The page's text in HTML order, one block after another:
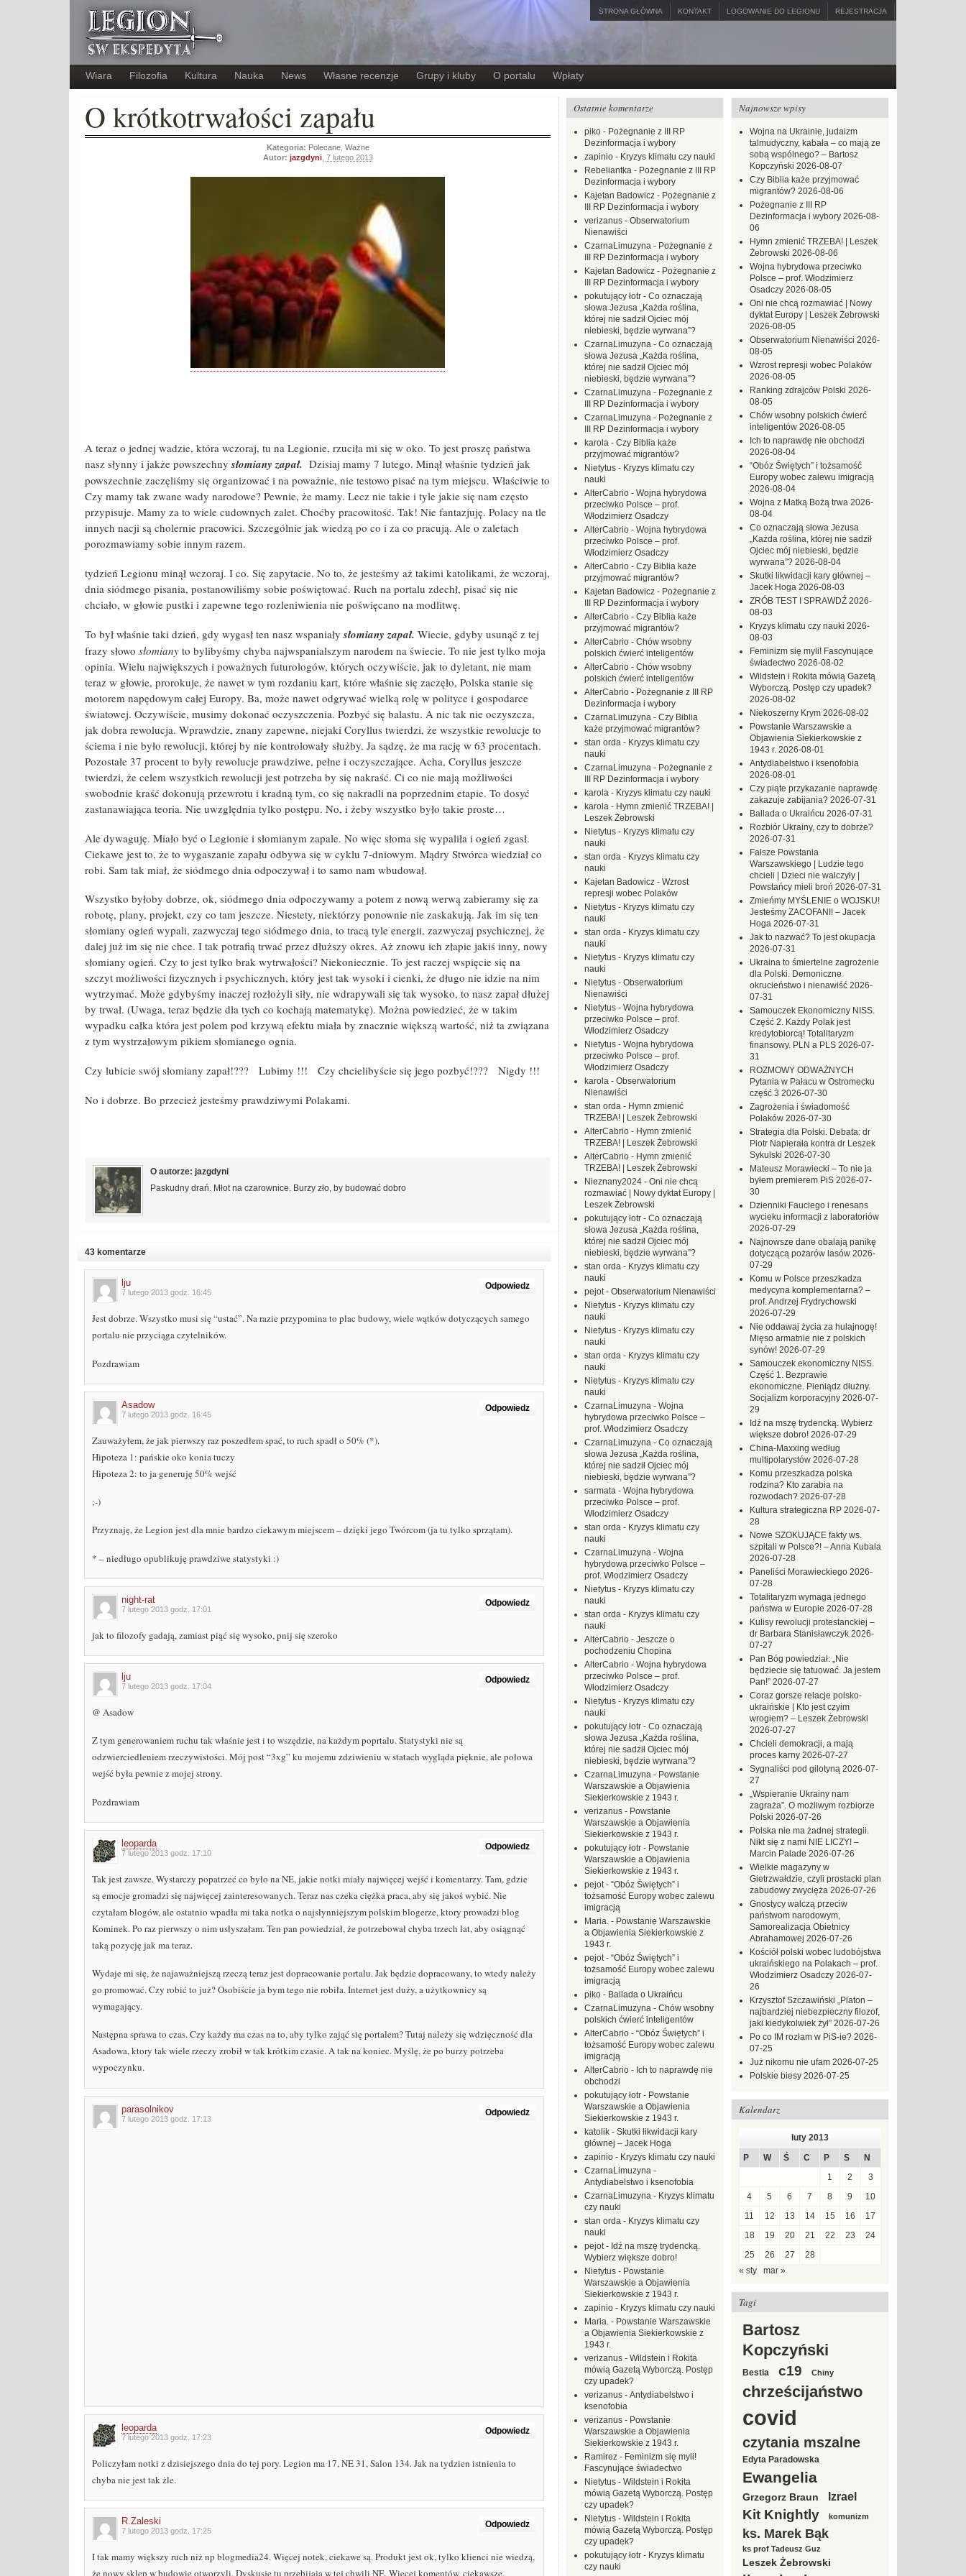
STRONA GŁÓWNA KONTAKT LOGOWANIE DO LEGIONU REJESTRACJA
Wiara Filozofia Kultura Nauka News Własne recenzje Grupy i kluby O portalu Wpłaty
O krótkotrwałości zapału
Kategoria: Polecane, Ważne
Autor: jazgdyni, 7 lutego 2013
A teraz o jednej wadzie, która wczoraj, tu na Legionie, rzuciła mi się w oko. To jest proszę państwa
nasz słynny i jakże powszechnysłomiany zapał. Dzisiaj mamy 7 lutego. Minął właśnie tydzień jak
powszechnie zaczęliśmy się organizować i na poważnie, nie testowo pisać na tym miejscu. Właściwie to
Czy mamy tak zwane wady narodowe? Pewnie, że mamy. Lecz nie takie i tyle jakie się nam często
przypisuje. Mamy za to wiele cudownych zalet. Choćby pracowitość. Tak! Nie fantazjuję. Polacy na tle
innych nacji są cholernie pracowici. Szczególnie jak wiedzą po co i za co pracują. Ale o zaletach
porozmawiamy sobie innym razem.
tydzień Legionu minął wczoraj. I co. Się zapytacie. No to, że jesteśmy aż takimi katolikami, że wczoraj,
dnia siódmego pisania, postanowiliśmy sobie poświętować. Ruch na portalu zdechł, pisać się nie
chciało, w głowie pustki i zapewne tego rozleniwienia nie poświęcano na modlitwę.
To był właśnie taki dzień, gdy wygasł ten nasz wspaniały słomiany zapał. Wiecie, gdyby usunąć z tej
frazy słowo słomiany to bylibyśmy chyba najwspanialszym narodem na świecie. To nie jest tylko moja
opinia. Wielu największych i poważnych futurologów, których oczywiście, jak to dyletant, nie mam
teraz w głowie, prorokuje, że nawet w tym rozdaniu kart, które właśnie się zaczęło, Polska stanie się
motorem napędowym całej Europy. Ba, może nawet odgrywać wielką rolę w polityce i gospodarce
światowej. Oczywiście, musimy dokonać oczyszczenia. Pozbyć się balastu. A nic tak nie oczyszcza,
jak dobra rewolucja. Wprawdzie, znany zapewne, niejaki Coryllus twierdzi, że wszystkie rewolucje to
ściema i nie było rewolucji, której by nie kontrolowały służby. Ja sądzę, że ma rację w 63 procentach.
Pozostałe 37 procent to były rewolucje prawdziwe, pełne i oczyszczające. Acha, Coryllus jeszcze
twierdzi, że celem wszystkich rewolucji jest potrzeba by się nakraść. Ci co nie mają możliwości
swobodnie kraść dokonują przewrotu i kradną tym, co się nakradli na poprzednim etapie. To dosyć
zastanawiająca teoria. Nie uwzględnia tylko postępu. No, i żeby wszystko było takie proste…
Ale dywaguję. Miało być o Legionie i słomianym zapale. No więc słoma się wypaliła i ogień zgasł.
Ciekawe jest to, że to wygaszanie zapału odbywa się w cyklu 7-dniowym. Mądry Stwórca wiedział co
robi. Sam tak miał, że siódmego dnia odpoczywał i to samo nam wbudował.
Wszystko byłoby dobrze, ok, siódmego dnia odpoczywamy a potem z nową werwą zabieramy się za
robotę, plany, projekt, czy co tam jeszcze. Niestety, niektórzy ponownie nie zaskakują. Jak im się ten
słomiany ogień wypali, zazwyczaj tego siódmego dnia, to tracą tyle energii, zazwyczaj psychicznej, że
dalej już im się nie chce. I tak potrafią trwać przez dłuższy okres. Aż znowu ich złapie jakiś inny, nowy
słomiany ogień. Czy to jest tylko brak wytrwałości? Niekoniecznie. To jest raczej wspięcie się na
szczyt możliwości fizycznych i psychicznych, który jest tak wysoki i cienki, że długo nie idzie na nim
wytrzymać. Może gdybyśmy inaczej rozłożyli siły, nie wdrapywali się tak wysoko, to nasz zapał dłużej
by trwał. (Uwaga, teraz będzie dla tych co kochają matematykę). Można powiedzieć, że w takim
wypadku całka która jest polem pod krzywą efektu miała by znacznie większą wartość, niż ta związana
z tym wystrzałowym pikiem słomianego ognia.
Czy lubicie swój słomiany zapał!??? Lubimy !!! Czy chcielibyście się jego pozbyć!??? Nigdy !!!
No i dobrze. Bo przecież jesteśmy prawdziwymi Polakami.
O autorze: jazgdyni
Paskudny drań. Młot na czarownice. Burzy zło, by budować dobro
43 komentarze
Odpowiedz
lju
7 lutego 2013 godz. 16:45
Jest dobrze. Wszystko musi się “ustać”. Na razie przypomina to plac budowy, wiele wątków dotyczących samego
portalu nie przyciąga czytelników.
Pozdrawiam
Odpowiedz
Asadow
7 lutego 2013 godz. 16:45
Zauważyłem, że jak pierwszy raz poszedłem spać, to ruch spadł o 50% (*).
Hipoteza 1: pańskie oko konia tuczy
Hipoteza 2: to ja generuję 50% wejść
;-)
Przyznaję, że Legion jest dla mnie bardzo ciekawym miejscem – dzięki jego Twórcom (ja tu tylko sprzątam).
* – niedługo opublikuję prawdziwe statystyki :)
Odpowiedz
night-rat
7 lutego 2013 godz. 17:01
jak to filozofy gadają, zamiast piąć się wysoko, pnij się szeroko
Odpowiedz
lju
7 lutego 2013 godz. 17:04
@ Asadow
Z tym generowaniem ruchu tak właśnie jest i to wszędzie, na każdym poprtalu. Statystyki nie są
odzwierciedleniem rzeczywistości. Mój post “3xg” ku mojemu zdziwieniu w statach wygląda pięknie, ale połowa
wejść była pewnie z mojej strony.
Pozdrawiam
Odpowiedz
leoparda
7 lutego 2013 godz. 17:10
Tak jest zawsze. Wystarczy popatrzeć co było na NE, jakie notki miały najwięcej wejść i komentarzy. Tam, gdzie
są emocje gromadzi się najwięcej zainteresowanych. Teraz nas czeka ciężka praca, aby się jakoś wybić. Nie
czytałam blogów, ale ostatnio wpadła mi taka notka o najsłynniejszym polskim blogerze, ktory prowadzi blog
Kominek. Po raz pierwszy o nim usłyszałam. Ten pan powiedział, że potrzebował chyba trzech lat, aby osiągnąć
taką pozycję jak ma teraz.
Wydaje mi się, że najaważniejszą rzeczą teraz jest dopracowanie portalu. Jak będzie dopracowany, to wtedy należy
go promować. Czy robić to już? Osobiście ja bym tego nie robiła. Internet jest duży, a użytkownicy są
wymagający.
Następna sprawa to czas. Czy każdy ma czas na to, aby tylko zająć się portalem? Tutaj należy się wdzięczność dla
Asadowa, ktory tak wiele rzeczy zrobił w tak krótkim czasie. A tak na koniec. Myślę, że po burzy potrzeba
wypoczynku.
Odpowiedz
parasolnikov
7 lutego 2013 godz. 17:13
Odpowiedz
leoparda
7 lutego 2013 godz. 17:23
Policzyłam notki z dzisiejszego dnia do tej pory. Legion ma 17, NE 31, Salon 134. Jak na tydzien istnienia to
chyba nie jest tak żle.
Odpowiedz
R.Zaleski
7 lutego 2013 godz. 17:25
I tak mamy większy ruch niż np blogmedia24. Więcej notek, ciekawe są. Produkt jest ok, tylko klienci nie wiedzą,
że nowy sklep w budowie otworzyli. Dyskusje tu przebijają w tej chwili NE. Więcej komentów, ciekawsze.
Najnowsze wpisy
Wojna na Ukrainie, judaizm
talmudyczny, kabała – co mają ze
sobą wspólnego? – Bartosz
Kopczyński 2026-08-07
Czy Biblia każe przyjmować
migrantów? 2026-08-06
Pożegnanie z III RP
Dezinformacja i wybory 2026-08-
06
Hymn zmienić TRZEBA! | Leszek
Żebrowski 2026-08-06
Wojna hybrydowa przeciwko
Polsce – prof. Włodzimierz
Osadczy 2026-08-05
Oni nie chcą rozmawiać | Nowy
dyktat Europy | Leszek Żebrowski
2026-08-05
Obserwatorium Nienawiści 2026-
08-05
Wzrost represji wobec Polaków
2026-08-05
Ranking zdrajców Polski 2026-
08-05
Chów wsobny polskich ćwierć
inteligentów 2026-08-05
Ich to naprawdę nie obchodzi
2026-08-04
“Obóz Świętych” i tożsamość
Europy wobec zalewu imigracją
2026-08-04
Wojna z Matką Bożą trwa 2026-
08-04
Co oznaczają słowa Jezusa
„Każda roślina, której nie sadził
Ojciec mój niebieski, będzie
wyrwana”? 2026-08-04
Skutki likwidacji kary głównej –
Jacek Hoga 2026-08-03
ZRÓB TEST I SPRAWDŹ 2026-
08-03
Kryzys klimatu czy nauki 2026-
08-03
Feminizm się myli! Fascynujące
świadectwo 2026-08-02
Wildstein i Rokita mówią Gazetą
Wyborczą. Postęp czy upadek?
2026-08-02
Niekoszerny Krym 2026-08-02
Powstanie Warszawskie a
Objawienia Siekierkowskie z
1943 r. 2026-08-01
Antydiabelstwo i ksenofobia
2026-08-01
Czy piąte przykazanie naprawdę
zakazuje zabijania? 2026-07-31
Ballada o Ukraińcu 2026-07-31
Rozbiór Ukrainy, czy to dobrze?
2026-07-31
Fałsze Powstania
Warszawskiego | Ludzie tego
chcieli | Dzieci nie walczyły |
Powstańcy mieli broń 2026-07-31
Zmieńmy MYŚLENIE o WOJSKU!
Jesteśmy ZACOFANI! – Jacek
Hoga 2026-07-31
Jak to nazwać? To jest okupacja
2026-07-31
Ukraina to śmiertelne zagrożenie
dla Polski. Demoniczne
okrucieństwo i nienawiść 2026-
07-31
Samouczek Ekonomiczny NISS.
Część 2. Każdy Polak jest
kredytobiorcą! Totalitaryzm
finansowy. PLN a PLS 2026-07-
31
ROZMOWY ODWAŻNYCH
Pytania w Pałacu w Ostromecku
część 3 2026-07-30
Zagrożenia i świadomość
Polaków 2026-07-30
Strategia dla Polski. Debata: dr
Piotr Napierała kontra dr Leszek
Sykulski 2026-07-30
Mateusz Morawiecki – To nie ja
byłem premierem PiS 2026-07-
30
Dzienniki Fauciego i renesans
wycieku informacji z laboratoriów
2026-07-29
Najnowsze dane obalają panikę
dotyczącą pożarów lasów 2026-
07-29
Komu w Polsce przeszkadza
medycyna komplementarna? –
prof. Andrzej Frydrychowski
2026-07-29
Nie oddawaj życia za hulajnogę!
Mięso armatnie nie z polskich
synów! 2026-07-29
Samouczek ekonomiczny NISS.
Część 1. Bezprawie
ekonomiczne. Pieniądz dłużny.
Socjalizm korporacyjny 2026-07-
29
Idź na mszę trydencką. Wybierz
większe dobro! 2026-07-29
China-Maxxing według
multipolarystów 2026-07-28
Komu przeszkadza polska
rodzina? Kto zarabia na
rozwodach? 2026-07-28
Kultura strategiczna RP 2026-07-
28
Nowe SZOKUJĄCE fakty ws.
szpitali w Polsce?! – Anna Kubala
2026-07-28
Paneliści Morawieckiego 2026-
07-28
Totalitaryzm wymaga jednego
państwa w Europie 2026-07-28
Kulisy rewolucji protestanckiej –
dr Barbara Stanisławczyk 2026-
07-27
Pan Bóg powiedział: „Nie
będziecie się tatuować. Ja jestem
Pan!” 2026-07-27
Coraz gorsze relacje polsko-
ukraińskie | Kto jest czyim
wrogiem? – Leszek Żebrowski
2026-07-27
Chcieli demokracji, a mają
proces karny 2026-07-27
Sygnaliści pod gilotyną 2026-07-
27
„Wspieranie Ukrainy nam
zagraża”. O możliwym rozbiorze
Polski 2026-07-26
Polska nie ma żadnej strategii.
Nikt się z nami NIE LICZY! –
Marcin Palade 2026-07-26
Wielkie magazyny w
Gietrzwałdzie, czyli prostacki plan
zabudowy zwycięża 2026-07-26
Gnostycy walczą przeciw
państwom narodowym,
Samorealizacja Obietnicy
Abrahamowej 2026-07-26
Kościół polski wobec ludobójstwa
ukraińskiego na Polakach – prof.
Włodzimierz Osadczy 2026-07-
26
Krzysztof Szczawiński „Platon –
najbardziej niebezpieczny filozof,
jaki kiedykolwiek żył” 2026-07-26
Po co IM rozłam w PiS-ie? 2026-
07-25
Już nikomu nie ufam 2026-07-25
Polskie biesy 2026-07-25
Kalendarz
luty 2013
P
W Ś C P S
N
1
2
3
4
5 6 7 8 9
10
11
12 13 14 15 16
17
18
19 20 21 22 23
24
25
26 27
28
« sty
mar »
Tagi
Bartosz
Kopczyński
Bestia c19 Chiny
chrześcijaństwo
covid
czytania mszalne
Edyta Paradowska
Ewangelia
Grzegorz Braun Izrael
Kit Knightly komunizm
ks. Marek Bąk
ks prof Tadeusz Guz
Leszek Żebrowski
Ostatnie komentarze
piko - Pożegnanie z III RP
Dezinformacja i wybory
zapinio - Kryzys klimatu czy nauki
Rebeliantka - Pożegnanie z III RP
Dezinformacja i wybory
Kajetan Badowicz - Pożegnanie z
III RP Dezinformacja i wybory
verizanus - Obserwatorium
Nienawiści
CzarnaLimuzyna - Pożegnanie z
III RP Dezinformacja i wybory
Kajetan Badowicz - Pożegnanie z
III RP Dezinformacja i wybory
pokutujący łotr - Co oznaczają
słowa Jezusa „Każda roślina,
której nie sadził Ojciec mój
niebieski, będzie wyrwana”?
CzarnaLimuzyna - Co oznaczają
słowa Jezusa „Każda roślina,
której nie sadził Ojciec mój
niebieski, będzie wyrwana”?
CzarnaLimuzyna - Pożegnanie z
III RP Dezinformacja i wybory
CzarnaLimuzyna - Pożegnanie z
III RP Dezinformacja i wybory
karola - Czy Biblia każe
przyjmować migrantów?
Nietytus - Kryzys klimatu czy
nauki
AlterCabrio - Wojna hybrydowa
przeciwko Polsce – prof.
Włodzimierz Osadczy
AlterCabrio - Wojna hybrydowa
przeciwko Polsce – prof.
Włodzimierz Osadczy
AlterCabrio - Czy Biblia każe
przyjmować migrantów?
Kajetan Badowicz - Pożegnanie z
III RP Dezinformacja i wybory
AlterCabrio - Czy Biblia każe
przyjmować migrantów?
AlterCabrio - Chów wsobny
polskich ćwierć inteligentów
AlterCabrio - Chów wsobny
polskich ćwierć inteligentów
AlterCabrio - Pożegnanie z III RP
Dezinformacja i wybory
CzarnaLimuzyna - Czy Biblia
każe przyjmować migrantów?
stan orda - Kryzys klimatu czy
nauki
CzarnaLimuzyna - Pożegnanie z
III RP Dezinformacja i wybory
karola - Kryzys klimatu czy nauki
karola - Hymn zmienić TRZEBA! |
Leszek Żebrowski
Nietytus - Kryzys klimatu czy
nauki
stan orda - Kryzys klimatu czy
nauki
Kajetan Badowicz - Wzrost
represji wobec Polaków
Nietytus - Kryzys klimatu czy
nauki
stan orda - Kryzys klimatu czy
nauki
Nietytus - Kryzys klimatu czy
nauki
Nietytus - Obserwatorium
Nienawiści
Nietytus - Wojna hybrydowa
przeciwko Polsce – prof.
Włodzimierz Osadczy
Nietytus - Wojna hybrydowa
przeciwko Polsce – prof.
Włodzimierz Osadczy
karola - Obserwatorium
Nienawiści
stan orda - Hymn zmienić
TRZEBA! | Leszek Żebrowski
AlterCabrio - Hymn zmienić
TRZEBA! | Leszek Żebrowski
AlterCabrio - Hymn zmienić
TRZEBA! | Leszek Żebrowski
Nieznany2024 - Oni nie chcą
rozmawiać | Nowy dyktat Europy |
Leszek Żebrowski
pokutujący łotr - Co oznaczają
słowa Jezusa „Każda roślina,
której nie sadził Ojciec mój
niebieski, będzie wyrwana”?
stan orda - Kryzys klimatu czy
nauki
pejot- Obserwatorium Nienawiści
Nietytus - Kryzys klimatu czy
nauki
Nietytus - Kryzys klimatu czy
nauki
stan orda - Kryzys klimatu czy
nauki
Nietytus - Kryzys klimatu czy
nauki
CzarnaLimuzyna - Wojna
hybrydowa przeciwko Polsce –
prof. Włodzimierz Osadczy
CzarnaLimuzyna - Co oznaczają
słowa Jezusa „Każda roślina,
której nie sadził Ojciec mój
niebieski, będzie wyrwana”?
sarmata - Wojna hybrydowa
przeciwko Polsce – prof.
Włodzimierz Osadczy
stan orda - Kryzys klimatu czy
nauki
CzarnaLimuzyna - Wojna
hybrydowa przeciwko Polsce –
prof. Włodzimierz Osadczy
Nietytus - Kryzys klimatu czy
nauki
stan orda - Kryzys klimatu czy
nauki
AlterCabrio - Jeszcze o
pochodzeniu Chopina
AlterCabrio - Wojna hybrydowa
przeciwko Polsce – prof.
Włodzimierz Osadczy
Nietytus - Kryzys klimatu czy
nauki
pokutujący łotr - Co oznaczają
słowa Jezusa „Każda roślina,
której nie sadził Ojciec mój
niebieski, będzie wyrwana”?
CzarnaLimuzyna - Powstanie
Warszawskie a Objawienia
Siekierkowskie z 1943 r.
verizanus - Powstanie
Warszawskie a Objawienia
Siekierkowskie z 1943 r.
pokutujący łotr - Powstanie
Warszawskie a Objawienia
Siekierkowskie z 1943 r.
pejot- “Obóz Świętych” i
tożsamość Europy wobec zalewu
imigracją
Maria. - Powstanie Warszawskie
a Objawienia Siekierkowskie z
1943 r.
pejot- “Obóz Świętych” i
tożsamość Europy wobec zalewu
imigracją
piko - Ballada o Ukraińcu
CzarnaLimuzyna - Chów wsobny
polskich ćwierć inteligentów
AlterCabrio - “Obóz Świętych” i
tożsamość Europy wobec zalewu
imigracją
AlterCabrio - Ich to naprawdę nie
obchodzi
pokutujący łotr - Powstanie
Warszawskie a Objawienia
Siekierkowskie z 1943 r.
katolik - Skutki likwidacji kary
głównej – Jacek Hoga
zapinio - Kryzys klimatu czy nauki
CzarnaLimuzyna -
Antydiabelstwo i ksenofobia
CzarnaLimuzyna - Kryzys klimatu
czy nauki
stan orda - Kryzys klimatu czy
nauki
pejot- Idź na mszę trydencką.
Wybierz większe dobro!
Nietytus - Powstanie
Warszawskie a Objawienia
Siekierkowskie z 1943 r.
zapinio - Kryzys klimatu czy nauki
Maria. - Powstanie Warszawskie
a Objawienia Siekierkowskie z
1943 r.
verizanus - Wildstein i Rokita
mówią Gazetą Wyborczą. Postęp
czy upadek?
verizanus - Antydiabelstwo i
ksenofobia
verizanus - Powstanie
Warszawskie a Objawienia
Siekierkowskie z 1943 r.
Ramirez - Feminizm się myli!
Fascynujące świadectwo
Nietytus - Wildstein i Rokita
mówią Gazetą Wyborczą. Postęp
czy upadek?
Nietytus - Wildstein i Rokita
mówią Gazetą Wyborczą. Postęp
czy upadek?
pokutujący łotr - Kryzys klimatu
czy nauki